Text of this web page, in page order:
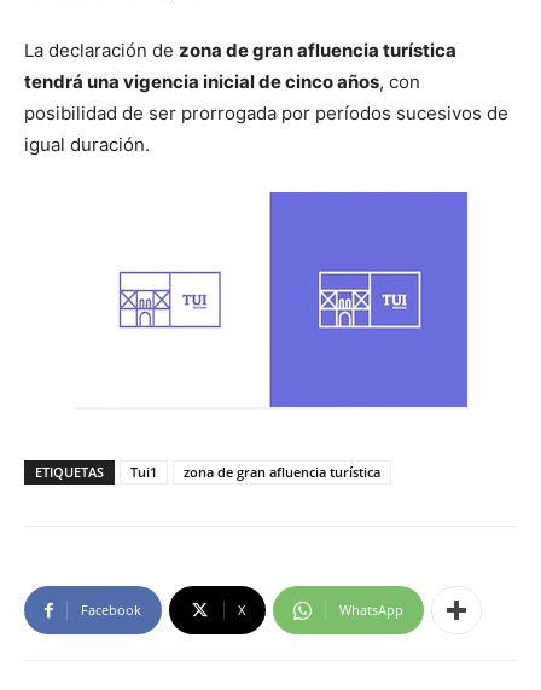
La declaración de zona de gran afluencia turística
tendrá una vigencia inicial de cinco años, con
posibilidad de ser prorrogada por períodos sucesivos de
igual duración.
ETIQUETAS Tui1 zona de gran afluencia turística
Facebook X WhatsApp